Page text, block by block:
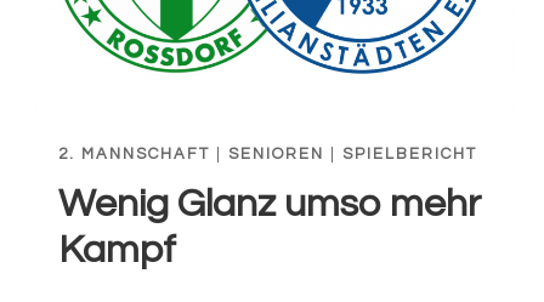
2. MANNSCHAFT SENIOREN SPIELBERICHT
Wenig Glanz umso mehr
Kampf